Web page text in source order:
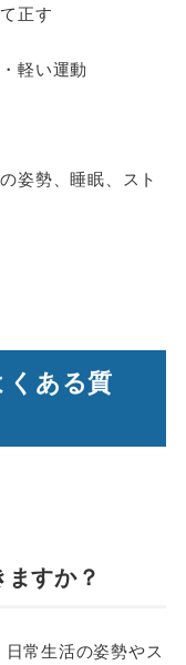
正す
軽い運動
姿勢、睡眠、スト
くある質
すか？
日常生活の姿勢やス